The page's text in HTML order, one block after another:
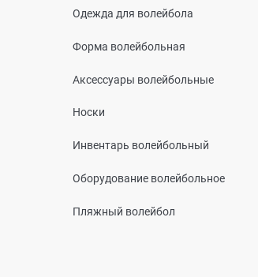
Одежда для волейбола
Форма волейбольная
Аксессуары волейбольные
Носки
Инвентарь волейбольный
Оборудование волейбольное
Пляжный волейбол